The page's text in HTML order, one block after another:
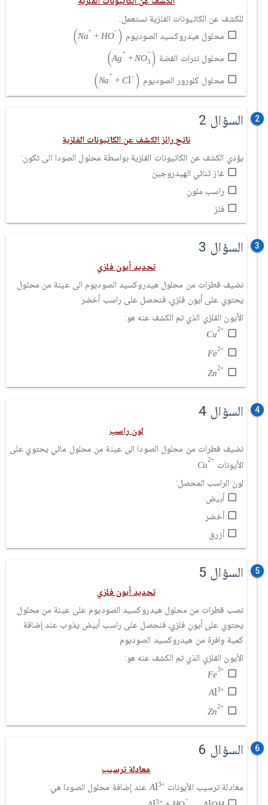
للكشف عن الكاتيونات الفلزية نستعمل:
محلول هيدروكسيد الصوديوم
(Na
+
+ HO
− )
N ++ -
محلول نترات الفضة (Ag
+
+ NO
−
3 )
A + 3-
محلول كلورور الصوديوم (Na
+
+ Cl− )
N ++
2 السؤال 2
ناتج رائز الكشف عن الكاتيونات الفلزية
يؤدي الكشف عن الكاتيونات الفلزية بواسطة محلول الصودا الى تكون:
غاز ثنائي الهيدروجين
راسب ملون
فلز
3 السؤال 3
تحديد أيون فلزي
نضيف قطرات من محلول هيدروكسيد الصوديوم الى عينة من محلول
يحتوي على أيون فلزي، فنحصل على راسب أخضر
الأيون الفلزي الذي تم الكشف عنه هو:
Cu
2+
C u2+
Fe
2+
e2+
Zn
2+
n2 +
4 السؤال 4
لون راسب
نضيف قطرات من محلول الصودا الى عينة من محلول مائي يحتوي على
الأيونات
Cu
2+
u2
لون الراسب المحصل:
أبيض
أخضر
أزرق
5 السؤال 5
تحديد أيون فلزي
نصب قطرات من محلول هيدروكسيد الصوديوم على عينة من محلول
يحتوي على أيون فلزي، فنحصل على راسب أبيض يذوب عند إضافة
كمية وافرة من هيدروكسيد الصوديوم
الأيون الفلزي الذي تم الكشف عنه هو:
Fe
3+
F e3+
Al3+
Al3 +
Zn
2+
n2 +
6 السؤال 6
معادلة ترسيب
معادلة ترسيب الأيونات
Al3+
Al3 عند إضافة محلول الصودا هي:
3+ −
l3 H O l H